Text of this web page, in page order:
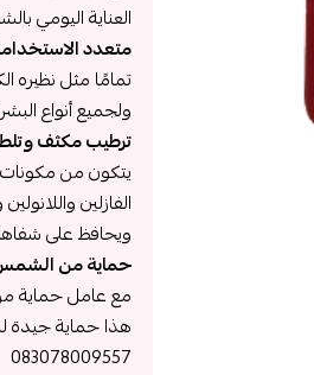
العناية اليومي
متعدد
تمامًا مثل نظيره
ولجميع أنواع
ترطيب مكثف
يتكون من
الفازلين
ويحافظ على
حماية من
هذا حماية جيدة
083078009557